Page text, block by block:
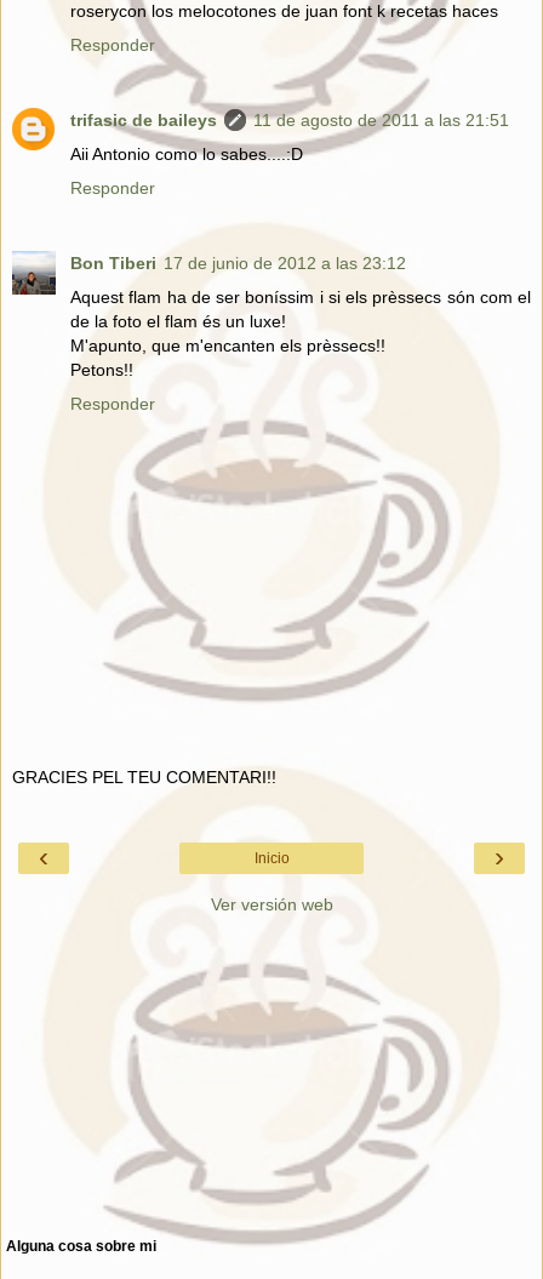
roserycon los melocotones de juan font k recetas haces
Responder
trifasic de baileys
11 de agosto de 2011 a las 21:51
Aii Antonio como lo sabes....:D
Responder
Bon Tiberi 17 de junio de 2012 a las 23:12
Aquest flam ha de ser boníssim i si els prèssecs són com el
de la foto el flam és un luxe!
M'apunto, que m'encanten els prèssecs!!
Petons!!
Responder
GRACIES PEL TEU COMENTARI!!
‹ ›
Inicio
Ver versión web
Alguna cosa sobre mi